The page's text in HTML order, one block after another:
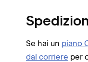
Se hai un piano
dal corriere per